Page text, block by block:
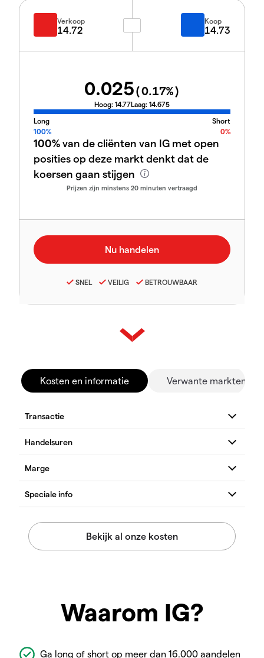
Verkoop
14.72
Koop
14.73
0.025(0.17%)
Hoog: 14.77Laag: 14.675
Long
Short
100%
0%
100%van de cliënten van IG met open
posities op deze markt denkt dat de
koersen gaan stijgen
Prijzen zijn minstens 20 minuten vertraagd
SNEL VEILIG BETROUWBAAR
Kosten en informatie Verwante markten
Waarom IG?
Ga long of short op meer dan 16.000 aandelen